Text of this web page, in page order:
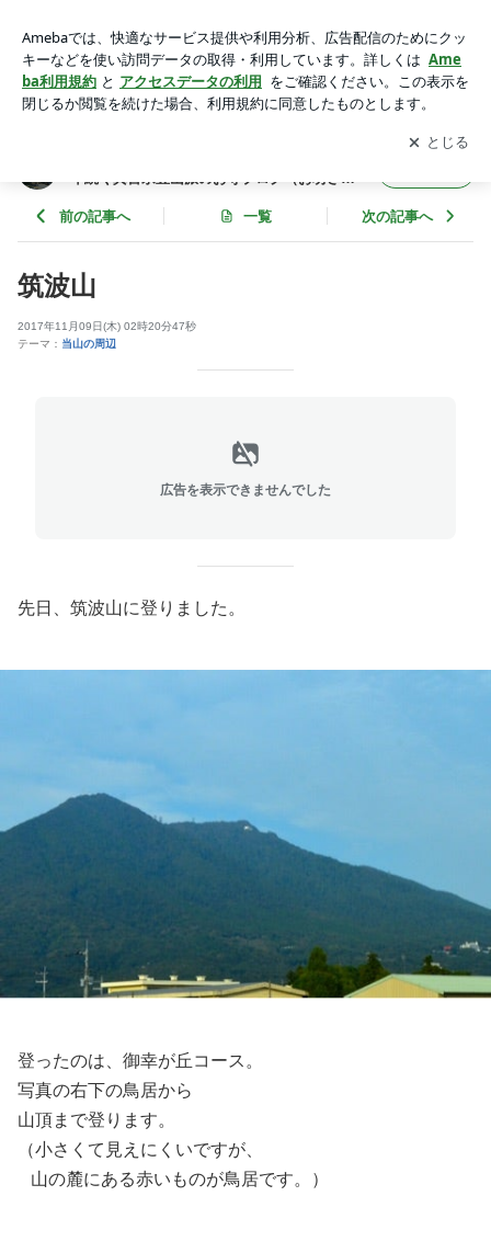
真言宗豊山派のお寺ブログ（お坊さんのことば）～
アプリをダウンロードして ブログの更新通知
を受け取りまし
ょう。
開く
年続く真言宗豊山派のお寺ブログ（お坊さん
前の記事へ 一覧 次の記事へ
筑波山
2017年11月09日(木) 02時20分47秒
テーマ： 当山の周辺
広告を表示できませんでした
先日、筑波山に登りました。
登ったのは、御幸が丘コース。
写真の右下の鳥居から
山頂まで登ります。
（小さくて見えにくいですが、
山の麓にある赤いものが鳥居です。）